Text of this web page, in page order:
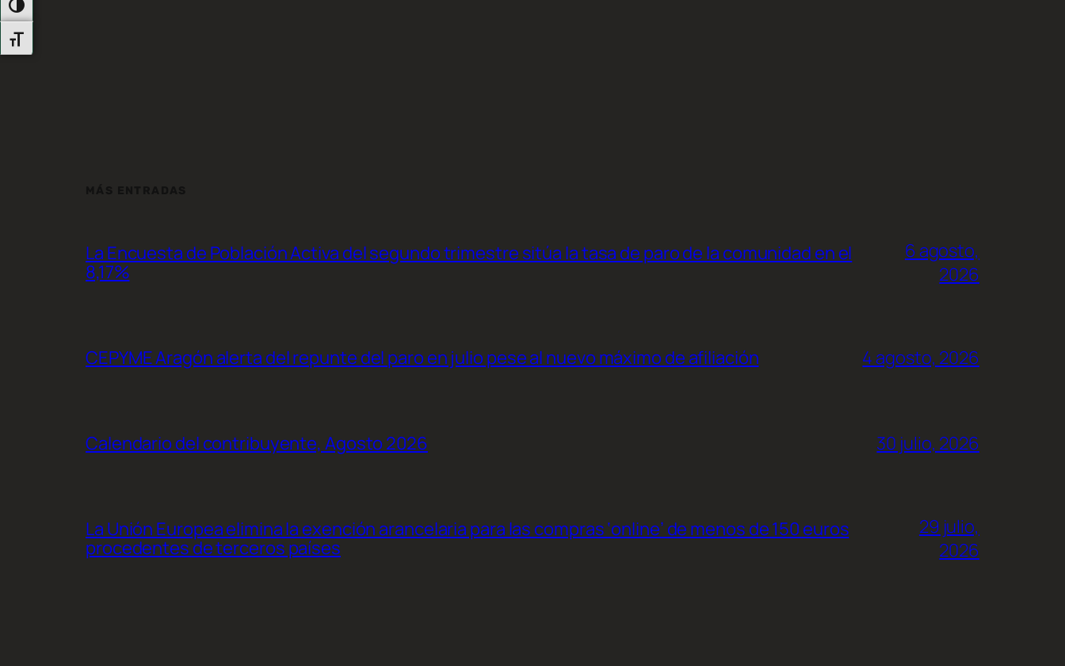
Alternar Alto Contraste
Alternar Tamaño De Letra
La Encuesta de Población Activa del segundo trimestre sitúa la tasa de paro de la comunidad en el
8,17%
6 agosto,
2026
CEPYME Aragón alerta del repunte del paro en julio pese al nuevo máximo de afiliación 4 agosto, 2026
Calendario del contribuyente, Agosto 2026 30 julio, 2026
La Unión Europea elimina la exención arancelaria para las compras ‘online’ de menos de 150 euros
procedentes de terceros países
29 julio,
2026